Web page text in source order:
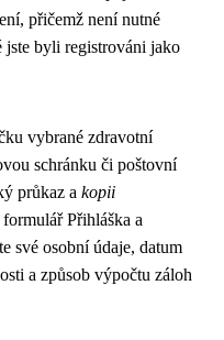
přičemž není nutné
jste byli registrováni jako
vybrané zdravotní
schránku či poštovní
průkaz a kopii
Přihláška a
své osobní údaje, datum
a způsob výpočtu záloh